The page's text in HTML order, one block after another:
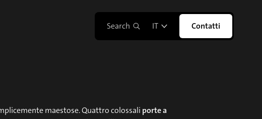
Search IT Contatti
maestose. Quattro colossali porte a